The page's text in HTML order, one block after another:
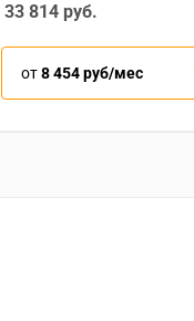
33 814 руб.
от8 454 руб/мес